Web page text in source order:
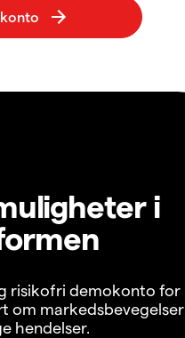
i
risikofri demokonto for
om markedsbevegelser
hendelser.